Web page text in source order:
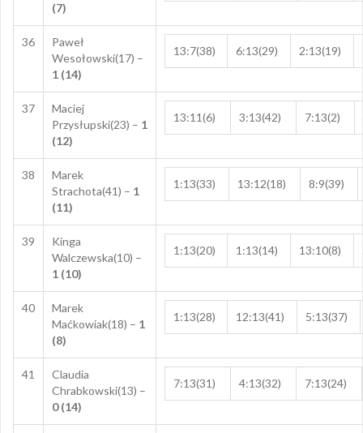
(7)
36
Paweł
Wesołowski(17) –
1 (14)
13:7(38) 6:13(29) 2:13(19)
37
Maciej
Przysłupski(23) – 1
(12)
13:11(6) 3:13(42) 7:13(2)
38
Marek
Strachota(41) – 1
(11)
1:13(33) 13:12(18) 8:9(39)
39
Kinga
Walczewska(10) –
1 (10)
1:13(20) 1:13(14) 13:10(8)
40
Marek
Maćkowiak(18) – 1
(8)
1:13(28) 12:13(41) 5:13(37)
41
Claudia
Chrabkowski(13) –
0 (14)
7:13(31) 4:13(32) 7:13(24)